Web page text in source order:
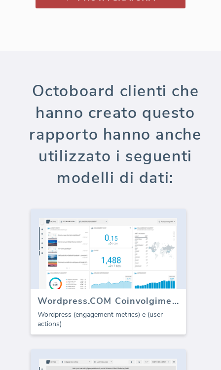
Octoboard clienti che
hanno creato questo
rapporto hanno anche
utilizzato i seguenti
modelli di dati:
Wordpress.COM Coinvolgimento
Wordpress (engagement metrics) e (user
actions)